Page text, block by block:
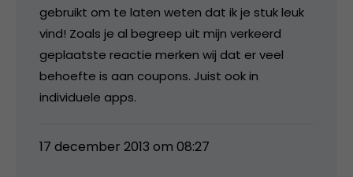
gebruikt om te laten weten dat ik je stuk leuk
vind! Zoals je al begreep uit mijn verkeerd
geplaatste reactie merken wij dat er veel
behoefte is aan coupons. Juist ook in
individuele apps.
17 december 2013 om 08:27